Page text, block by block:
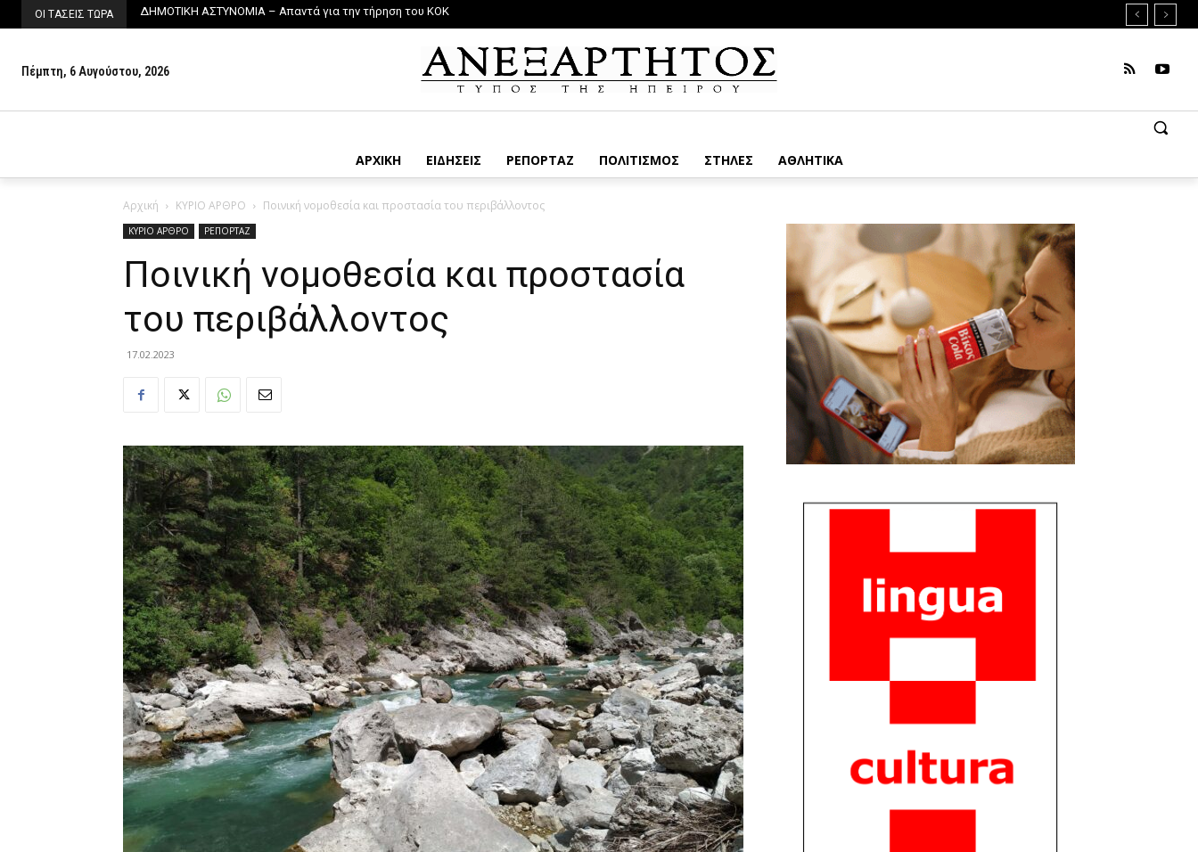
ΟΙ ΤΑΣΕΙΣ ΤΩΡΑ ΔΗΜΟΤΙΚΗ ΑΣΤΥΝΟΜΙΑ – Απαντά για την τήρηση του ΚΟΚ
Πέμπτη, 6 Αυγούστου, 2026
ΑΡΧΙΚΗ ΕΙΔΗΣΕΙΣ ΡΕΠΟΡΤΑΖ ΠΟΛΙΤΙΣΜΟΣ ΣΤΗΛΕΣ ΑΘΛΗΤΙΚΑ
Αρχική ΚΥΡΙΟ ΑΡΘΡΟ Ποινική νομοθεσία και προστασία του περιβάλλοντος
ΚΥΡΙΟ ΑΡΘΡΟ ΡΕΠΟΡΤΑΖ
Ποινική νομοθεσία και προστασία
του περιβάλλοντος
17.02.2023